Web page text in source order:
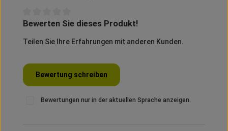
Durchschnittliche Bewertung von 0 von 5 Sternen
Bewerten Sie dieses Produkt!
Teilen Sie Ihre Erfahrungen mit anderen Kunden.
Bewertung schreiben
Bewertungen nur in der aktuellen Sprache anzeigen.